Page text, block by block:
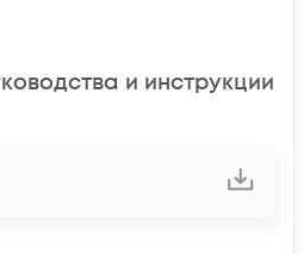
и инструкции